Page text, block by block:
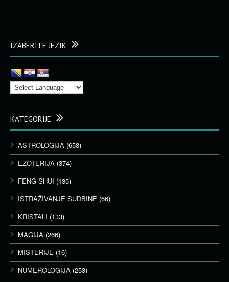
IZABERITE JEZIK
KATEGORIJE
ASTROLOGIJA (658)
EZOTERIJA (374)
FENG SHUI (135)
ISTRAŽIVANJE SUDBINE (66)
KRISTALI (133)
MAGIJA (266)
MISTERIJE (16)
NUMEROLOGIJA (253)